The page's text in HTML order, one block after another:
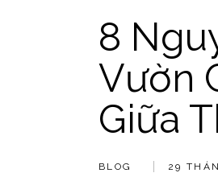
8
Vườn
Giữa
BLOG 29